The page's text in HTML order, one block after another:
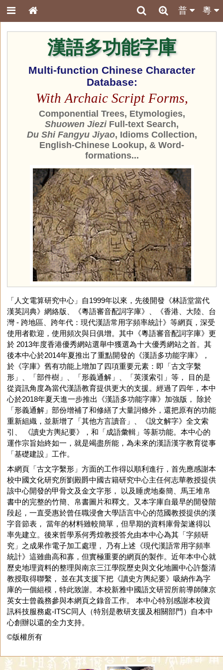
粵
普
漢語多功能字庫
Multi-function Chinese Character
Database:
With Archaic Script Forms,
Componential Trees, Etymologies,
Shuowen JieziFull-text Search,
Du Shi Fangyu Jiyao, Idioms Collection,
English-Chinese Lookup, & Word-
formations...
「人文電算研究中心」自1999年以來，先後開發《林語堂當代
漢英詞典》網絡版、《粵語審音配詞字庫》、《香港、大陸、台
灣 - 跨地區、跨年代：現代漢語常用字頻率統計》等網頁，深受
使用者歡迎，使用頻次與日俱增。其中《粵語審音配詞字庫》更
於 2013年度香港優秀網站選舉中獲選為十大優秀網站之首。其
後本中心於2014年夏推出了重點開發的《漢語多功能字庫》，
於《字庫》舊有功能上增加了四項重要元素：即「古文字繫
形」、「部件樹」、「形義通解」、「英漢索引」等， 目的是
從資訊角度為當代漢語教育提供更大的支援。經過了四年，本中
心於2018年夏天進一步推出《漢語多功能字庫》加強版， 除於
「形義通解」部份增補了和修繕了大量詞條外，還把原有的功能
重新組織，並新增了「其他方言讀音」、《說文解字》全文索
引、 《讀史方輿紀要》，和「成語彙輯」等新功能。本中心的
運作宗旨始終如一，就是竭盡所能，為未來的漢語漢字教育從事
「基礎建設」工作。
本網頁「古文字繫形」方面的工作得以順利進行，首先應感謝本
校中國文化研究所劉殿爵中國古籍研究中心主任何志華教授提供
該中心開發的甲骨文及金文字形， 以及睡虎地秦簡、馬王堆帛
書中的完整的竹簡、帛書圖片和釋文。又本字庫自最早的開發階
段起，一直受惠於曾任職浸會大學語言中心的范國教授提供的漢
字音節表， 當年的材料雖較簡單，但早期的資料庫骨架遂得以
率先建立。後來哲學系何秀煌教授答允由本中心為其「字頻研
究」之成果作電子加工處理， 乃有上述《現代漢語常用字頻率
統計》這雖曲高和寡，但實極重要的網頁的製作。近年本中心就
歷史地理資料的整理與南京三江學院歷史與文化地圖中心許盤清
教授取得聯繫， 並在其支援下把《讀史方輿紀要》吸納作為字
庫的一個組模，特此致謝。本校新雅中國語文研習所前導師陳京
英女士曾義務參與本網頁之錄音工作。 本中心特別感謝本校資
訊科技服務處-ITSC同人（特別是教研支援及相關部門）自本中
心創辦以還的全力支持。
©版權所有